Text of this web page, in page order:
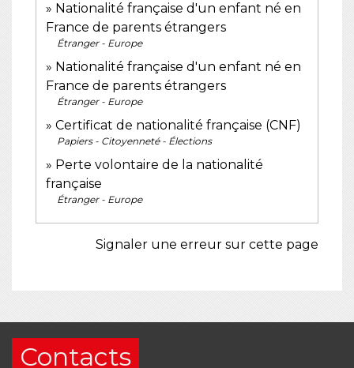
Nationalité française d'un enfant né en
France de parents étrangers
Étranger - Europe
Nationalité française d'un enfant né en
France de parents étrangers
Étranger - Europe
Certificat de nationalité française (CNF)
Papiers - Citoyenneté - Élections
Perte volontaire de la nationalité
française
Étranger - Europe
Signaler une erreur sur cette page
Contacts